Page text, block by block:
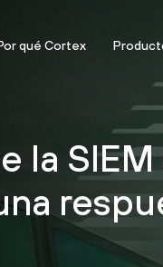
qué Cortex
la